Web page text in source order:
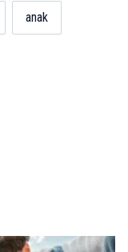
anak